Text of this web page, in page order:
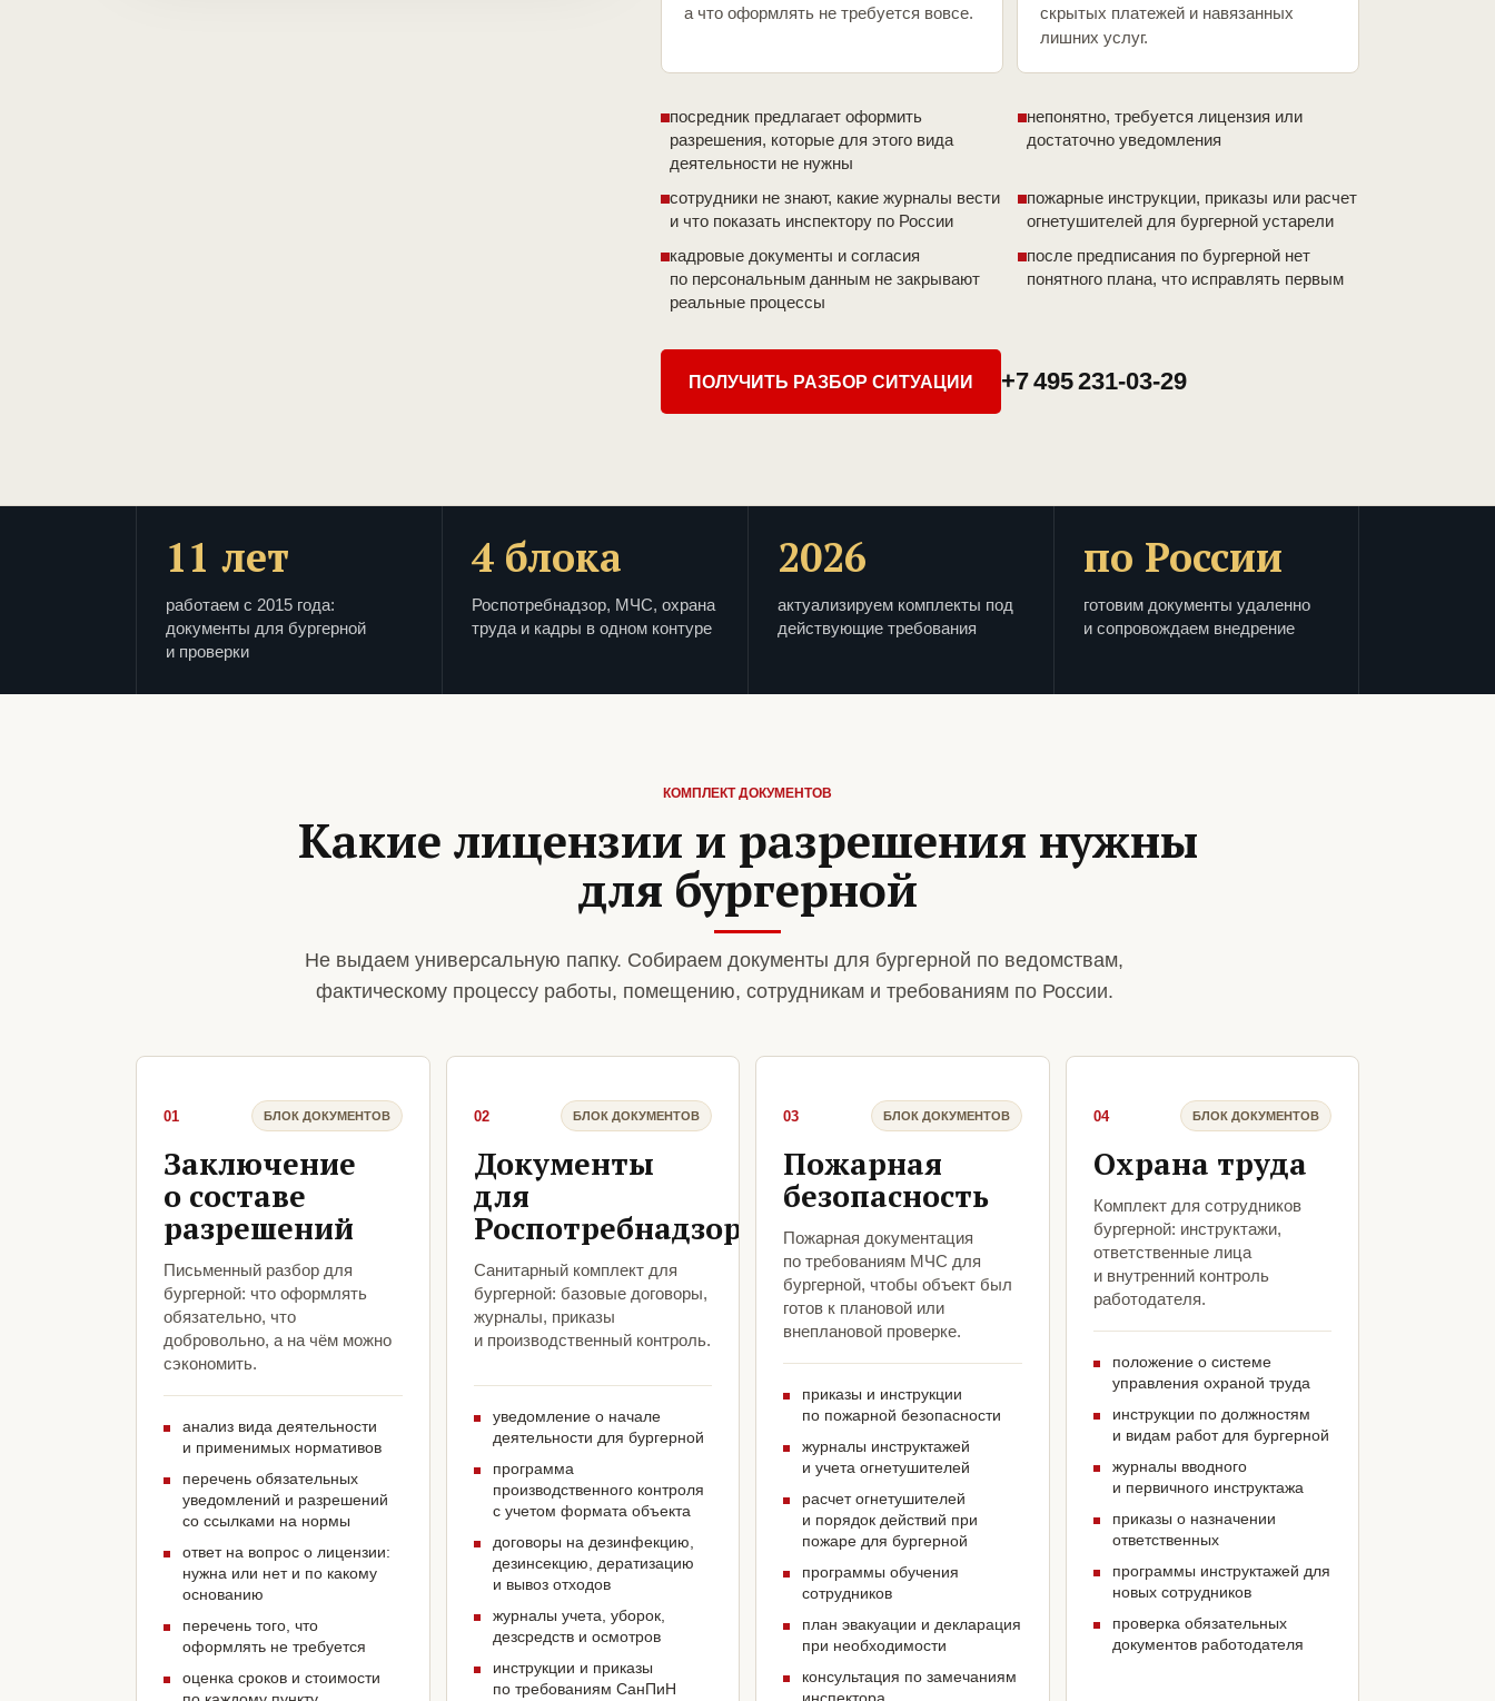
а что оформлять не требуется вовсе.
скрытых платежей и навязанных
лишних услуг.
посредник предлагает оформить
разрешения, которые для этого вида
деятельности не нужны
непонятно, требуется лицензия или
достаточно уведомления
сотрудники не знают, какие журналы вести
и что показать инспектору по России
пожарные инструкции, приказы или расчет
огнетушителей для бургерной устарели
кадровые документы и согласия
по персональным данным не закрывают
реальные процессы
после предписания по бургерной нет
понятного плана, что исправлять первым
ПОЛУЧИТЬ РАЗБОР СИТУАЦИИ +7 495 231-03-29
11 лет
работаем с 2015 года:
документы для бургерной
и проверки
4 блока
Роспотребнадзор, МЧС, охрана
труда и кадры в одном контуре
2026
актуализируем комплекты под
действующие требования
по России
готовим документы удаленно
и сопровождаем внедрение
КОМПЛЕКТ ДОКУМЕНТОВ
Какие лицензии и разрешения нужны
для бургерной
Не выдаем универсальную папку. Собираем документы для бургерной по ведомствам,
фактическому процессу работы, помещению, сотрудникам и требованиям по России.
01 БЛОК ДОКУМЕНТОВ
Заключение
о составе
разрешений
Письменный разбор для
бургерной: что оформлять
обязательно, что
добровольно, а на чём можно
сэкономить.
анализ вида деятельности
и применимых нормативов
перечень обязательных
уведомлений и разрешений
со ссылками на нормы
ответ на вопрос о лицензии:
нужна или нет и по какому
основанию
перечень того, что
оформлять не требуется
оценка сроков и стоимости
02 БЛОК ДОКУМЕНТОВ
Документы
для
Роспотребнадзора
Санитарный комплект для
бургерной: базовые договоры,
журналы, приказы
и производственный контроль.
уведомление о начале
деятельности для бургерной
программа
производственного контроля
с учетом формата объекта
договоры на дезинфекцию,
дезинсекцию, дератизацию
и вывоз отходов
журналы учета, уборок,
дезсредств и осмотров
инструкции и приказы
по требованиям СанПиН
03 БЛОК ДОКУМЕНТОВ
Пожарная
безопасность
Пожарная документация
по требованиям МЧС для
бургерной, чтобы объект был
готов к плановой или
внеплановой проверке.
приказы и инструкции
по пожарной безопасности
журналы инструктажей
и учета огнетушителей
расчет огнетушителей
и порядок действий при
пожаре для бургерной
программы обучения
сотрудников
план эвакуации и декларация
при необходимости
консультация по замечаниям
04 БЛОК ДОКУМЕНТОВ
Охрана труда
Комплект для сотрудников
бургерной: инструктажи,
ответственные лица
и внутренний контроль
работодателя.
положение о системе
управления охраной труда
инструкции по должностям
и видам работ для бургерной
журналы вводного
и первичного инструктажа
приказы о назначении
ответственных
программы инструктажей для
новых сотрудников
проверка обязательных
документов работодателя